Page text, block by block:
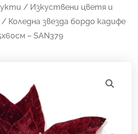
/ Изкуствени цветя и
/ Коледна звезда бордо кадифе
– SAN379